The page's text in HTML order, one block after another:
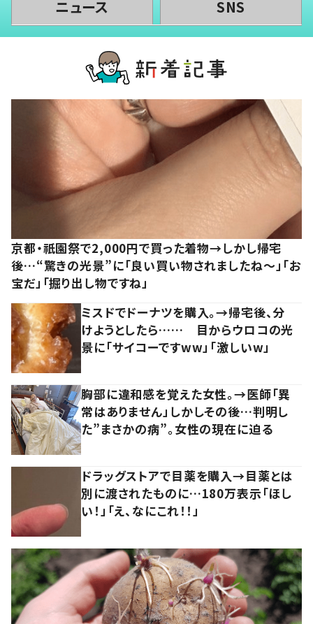
ニュース SNS
京都・祇園祭で2,000円で買った着物→しかし帰宅
後…“驚きの光景”に「良い買い物されましたね～」「お
宝だ」「掘り出し物ですね」
ミスドでドーナツを購入。→帰宅後、分
けようとしたら…… 目からウロコの光
景に「サイコーですww」「激しいw」
胸部に違和感を覚えた女性。→医師「異
常はありません」しかしその後…判明し
た”まさかの病”。女性の現在に迫る
ドラッグストアで目薬を購入→目薬とは
別に渡されたものに…180万表示「ほし
い！」「え、なにこれ！！」